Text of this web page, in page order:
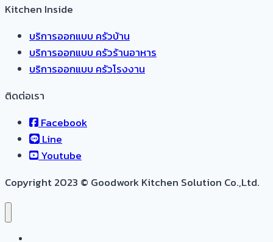
Kitchen Inside
บริการออกแบบ ครัวบ้าน
บริการออกแบบ ครัวร้านอาหาร
บริการออกแบบ ครัวโรงงาน
ติดต่อเรา
Facebook
Line
Youtube
Copyright 2023 © Goodwork Kitchen Solution Co.,Ltd.